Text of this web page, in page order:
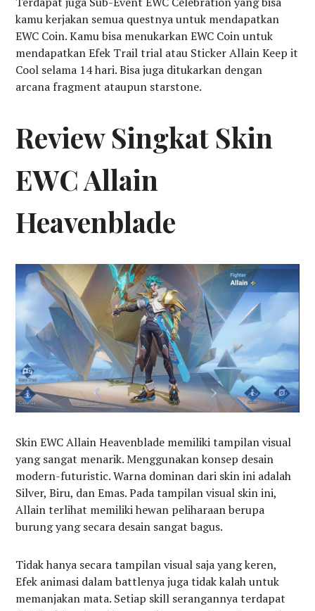
kamu kerjakan semua questnya untuk mendapatkan
EWC Coin. Kamu bisa menukarkan EWC Coin untuk
mendapatkan Efek Trail trial atau Sticker Allain Keep it
Cool selama 14 hari. Bisa juga ditukarkan dengan
arcana fragment ataupun starstone.
Review Singkat Skin
EWC Allain
Heavenblade
Skin EWC Allain Heavenblade memiliki tampilan visual
yang sangat menarik. Menggunakan konsep desain
modern-futuristic. Warna dominan dari skin ini adalah
Silver, Biru, dan Emas. Pada tampilan visual skin ini,
Allain terlihat memiliki hewan peliharaan berupa
burung yang secara desain sangat bagus.
Tidak hanya secara tampilan visual saja yang keren,
Efek animasi dalam battlenya juga tidak kalah untuk
memanjakan mata. Setiap skill serangannya terdapat